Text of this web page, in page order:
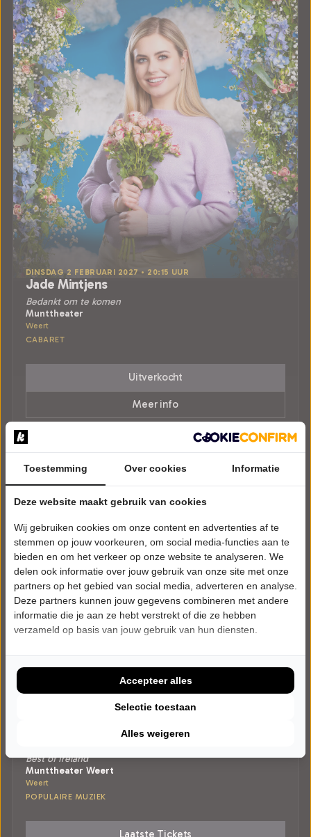
DINSDAG 2 FEBRUARI 2027 • 20:15 UUR
Jade Mintjens
Bedankt om te komen
Munttheater
Weert
CABARET
Uitverkocht
Meer info
ZATERDAG 13 MAART 2027 • 20:15 UUR
Best of Ireland
Munttheater Weert
Weert
POPULAIRE MUZIEK
Laatste Tickets
Toestemming Over cookies Informatie
Deze website maakt gebruik van cookies
Wij gebruiken cookies om onze content en advertenties af te
stemmen op jouw voorkeuren, om social media-functies aan te
bieden en om het verkeer op onze website te analyseren. We
delen ook informatie over jouw gebruik van onze site met onze
partners op het gebied van social media, adverteren en analyse.
Deze partners kunnen jouw gegevens combineren met andere
informatie die je aan ze hebt verstrekt of die ze hebben
verzameld op basis van jouw gebruik van hun diensten.
Alles weigeren
Selectie toestaan
Accepteer alles